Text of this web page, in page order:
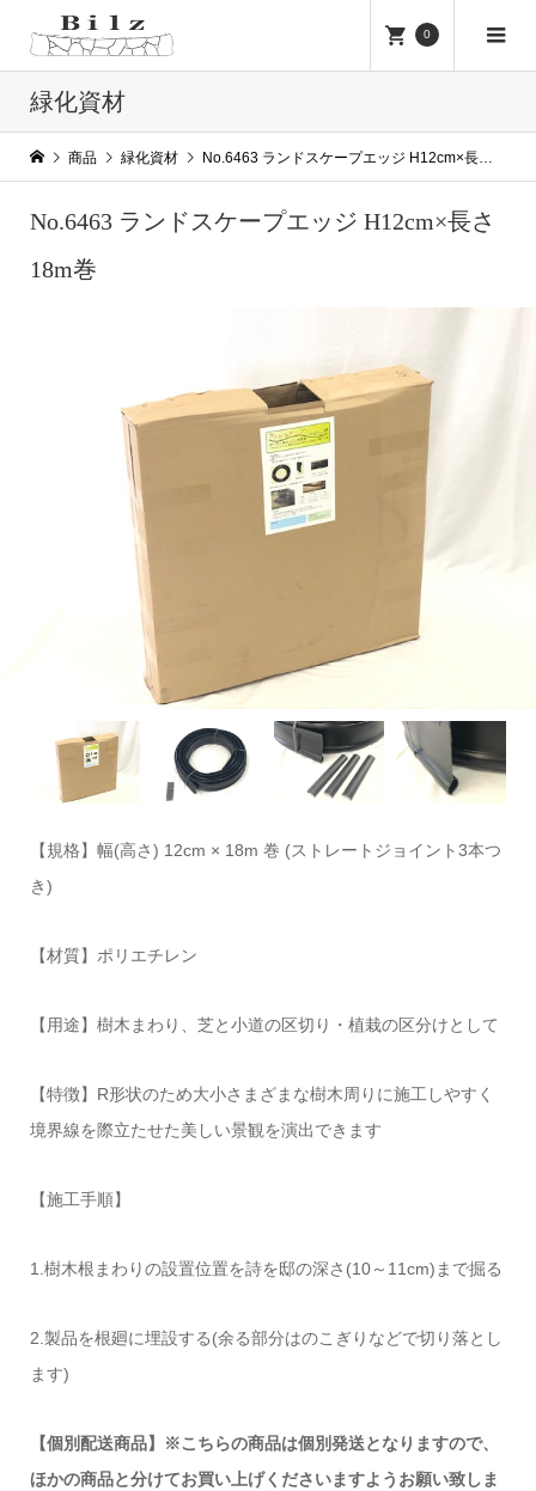
0
緑化資材
商品 緑化資材 No.6463 ランドスケープエッジ H12cm×長さ18m巻
No.6463 ランドスケープエッジ H12cm×長さ
18m巻
【規格】幅(高さ) 12cm × 18m 巻 (ストレートジョイント3本つ
き)
【材質】ポリエチレン
【用途】樹木まわり、芝と小道の区切り・植栽の区分けとして
【特徴】R形状のため大小さまざまな樹木周りに施工しやすく
境界線を際立たせた美しい景観を演出できます
【施工手順】
1.樹木根まわりの設置位置を詩を邸の深さ(10～11cm)まで掘る
2.製品を根廻に埋設する(余る部分はのこぎりなどで切り落とし
ます)
【個別配送商品】※こちらの商品は個別発送となりますので、
ほかの商品と分けてお買い上げくださいますようお願い致しま